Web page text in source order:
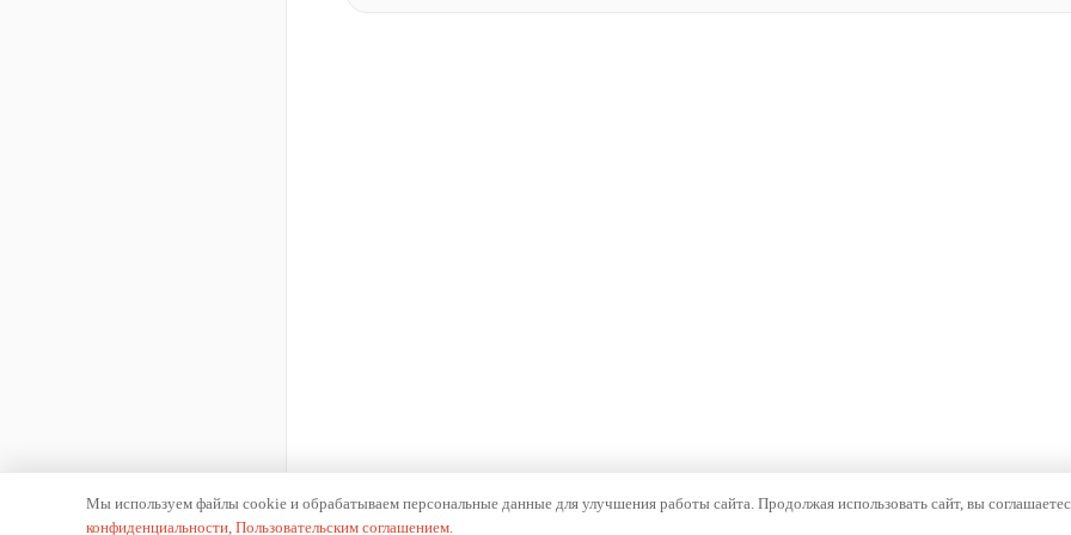
Мы используем файлы cookie и обрабатываем персональные данные для улучшения работы сайта. Продолжая использовать сайт, вы
конфиденциальности, Пользовательским соглашением.